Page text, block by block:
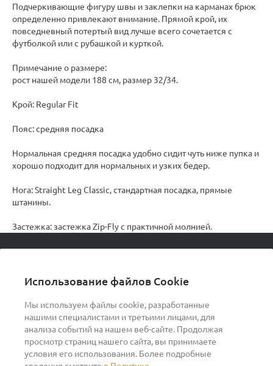
Использование файлов Cookie
Мы используем файлы cookie, разработанные
нашими специалистами и третьими лицами, для
анализа событий на нашем веб-сайте. Продолжая
просмотр страниц нашего сайта, вы принимаете
условия его использования. Более подробные
Подчеркивающие фигуру швы и заклепки на карманах брюк
определенно привлекают внимание. Прямой крой, их
повседневный потертый вид лучше всего сочетается с
футболкой или с рубашкой и курткой.
Примечание о размере:
рост нашей модели 188 см, размер 32/34.
Крой: Regular Fit
Пояс: средняя посадка
Нормальная средняя посадка удобно сидит чуть ниже пупка и
хорошо подходит для нормальных и узких бедер.
Нога: Straight Leg Classic, стандартная посадка, прямые
штанины.
Застежка: застежка Zip-Fly с практичной молнией.
О компании
Помощь